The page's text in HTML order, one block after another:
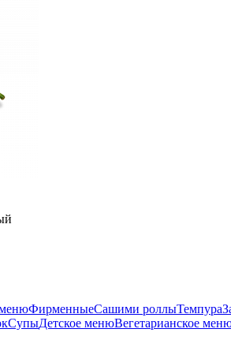
ФирменныеСашими роллыТемпура
СупыДетское менюВегетарианское